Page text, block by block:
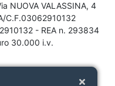
NUOVA VALASSINA, 4
C.F.03062910132
- REA n. 293834
30.000 i.v.